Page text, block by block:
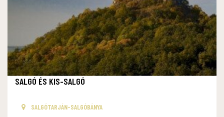
SALGÓ ÉS KIS-SALGÓ
SALGÓTARJÁN-SALGÓBÁNYA